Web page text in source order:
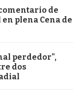
de
plena Cena de
perdedor",
dos